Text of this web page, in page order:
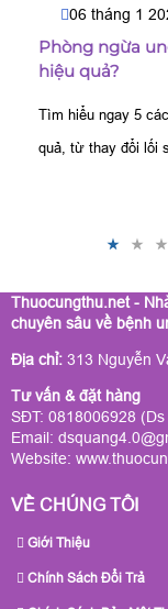
06 tháng 1
Phòng ngừa
hiệu quả?
Tìm hiểu ngay 5
quả, từ thay đổi lối
Thuocungthu.net -
chuyên sâu về bệnh
Địa chỉ: 313 Nguyễn
Tư vấn & đặt hàng
SĐT: 0818006928 (Ds
Email:
Website:
VỀ CHÚNG TÔI
Giới Thiệu
Chính Sách Đổi Trả